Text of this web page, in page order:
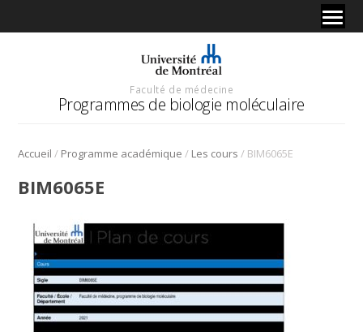
Faculté de médecine
Programmes de biologie moléculaire
Accueil / Programme académique / Les cours / BIM6065E
BIM6065E